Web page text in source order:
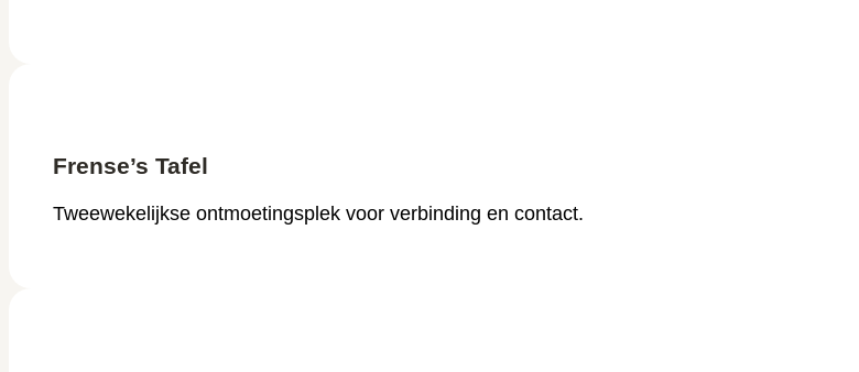
Frense’s Tafel
Tweewekelijkse ontmoetingsplek voor verbinding en contact.